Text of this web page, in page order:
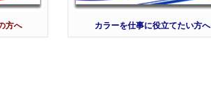
方へ カラーを仕事に役立てたい方へ